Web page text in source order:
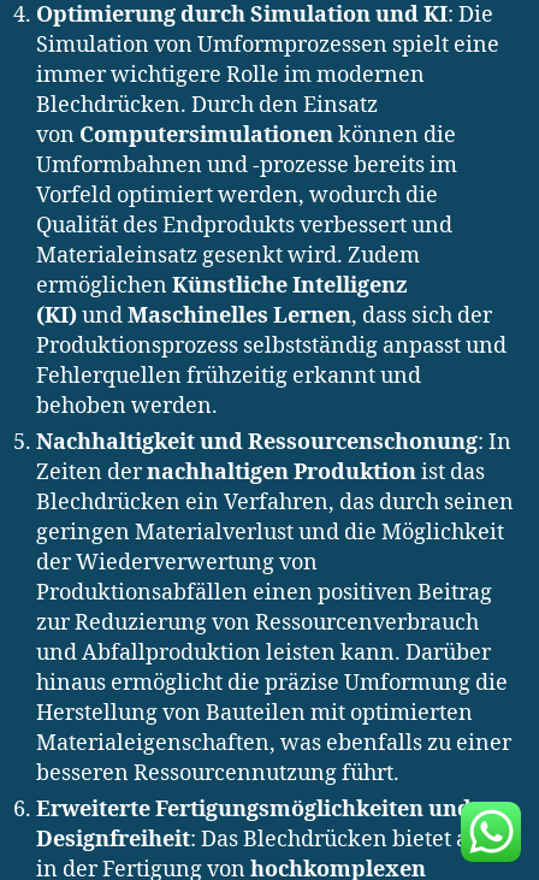
Optimierung durch Simulation und KI: Die
Simulation von Umformprozessen spielt eine
immer wichtigere Rolle im modernen
Blechdrücken. Durch den Einsatz
von Computersimulationenkönnen die
Umformbahnen und -prozesse bereits im
Vorfeld optimiert werden, wodurch die
Qualität des Endprodukts verbessert und
Materialeinsatz gesenkt wird. Zudem
ermöglichenKünstliche Intelligenz
(KI)undMaschinelles Lernen, dass sich der
Produktionsprozess selbstständig anpasst und
Fehlerquellen frühzeitig erkannt und
behoben werden.
Nachhaltigkeit und Ressourcenschonung: In
Zeiten dernachhaltigen Produktionist das
Blechdrücken ein Verfahren, das durch seinen
geringen Materialverlust und die Möglichkeit
der Wiederverwertung von
Produktionsabfällen einen positiven Beitrag
zur Reduzierung von Ressourcenverbrauch
und Abfallproduktion leisten kann. Darüber
hinaus ermöglicht die präzise Umformung die
Herstellung von Bauteilen mit optimierten
Materialeigenschaften, was ebenfalls zu einer
besseren Ressourcennutzung führt.
Erweiterte Fertigungsmöglichkeiten und
Designfreiheit: Das Blechdrücken bietet auch
in der Fertigung vonhochkomplexen